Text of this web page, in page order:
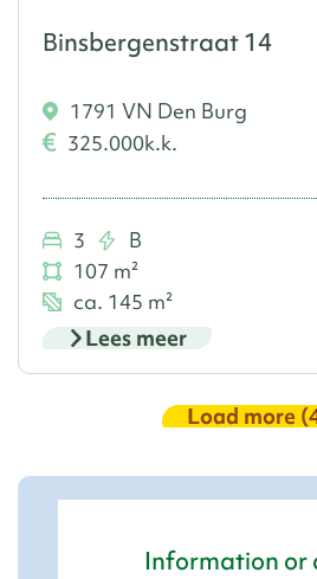
Binsbergenstraat 14
1791 VN Den Burg
325.000k.k.
3
B
107 m²
ca. 145 m²
Lees meer
Load more (
Information or